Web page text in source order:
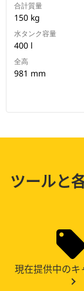
合計質量
150 kg
水タンク容量
400 l
全高
981 mm
ツールと
現在提供中のキ